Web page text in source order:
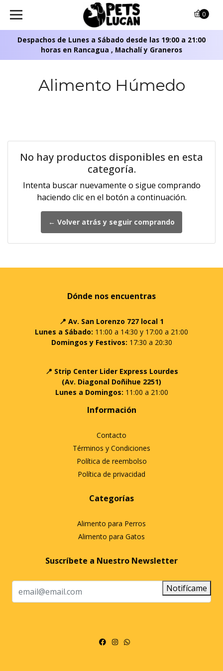
Despachos de Lunes a Sábado desde las 19:00 a 21:00
horas en Rancagua , Machalí y Graneros
0
Alimento Húmedo
No hay productos disponibles en esta
categoría.
Intenta buscar nuevamente o sigue comprando
haciendo clic en el botón a continuación.
← Volver atrás y seguir comprando
Dónde nos encuentras
📍 Av. San Lorenzo 727 local 1
Lunes a Sábado: 11:00 a 14:30 y 17:00 a 21:00
Domingos y Festivos: 17:30 a 20:30
📍 Strip Center Lider Express Lourdes
(Av. Diagonal Doñihue 2251)
Lunes a Domingos: 11:00 a 21:00
Información
Contacto
Términos y Condiciones
Política de reembolso
Política de privacidad
Categorías
Alimento para Perros
Alimento para Gatos
Suscríbete a Nuestro Newsletter
Notifícame